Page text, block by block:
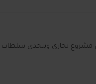
مشروع تجاري ويتحدى سلطات